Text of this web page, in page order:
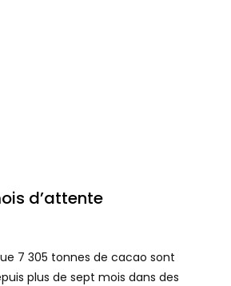
d’attente
7 305 tonnes de cacao sont
plus de sept mois dans des